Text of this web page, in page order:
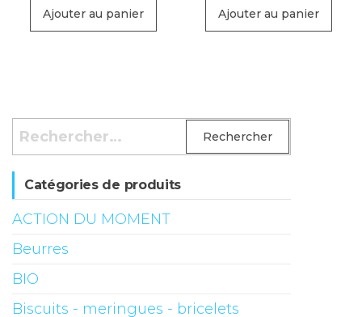
Ajouter au panier Ajouter au panier
Rechercher :
Catégories de produits
ACTION DU MOMENT
Beurres
BIO
Biscuits - meringues - bricelets